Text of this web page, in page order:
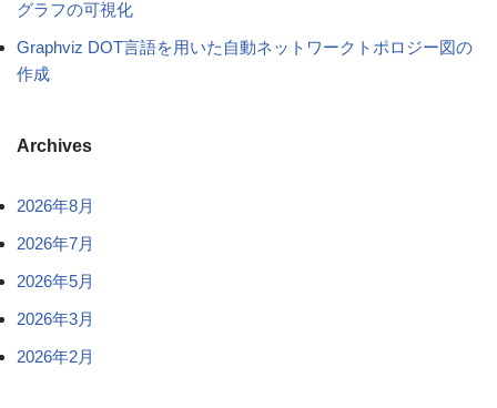
グラフの可視化
Graphviz DOT言語を用いた自動ネットワークトポロジー図の
作成
Archives
2026年8月
2026年7月
2026年5月
2026年3月
2026年2月